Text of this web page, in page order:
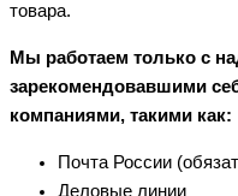
товара.
Мы работаем только с
зарекомендовавшими
компаниями, такими как:
Почта России
Деловые линии